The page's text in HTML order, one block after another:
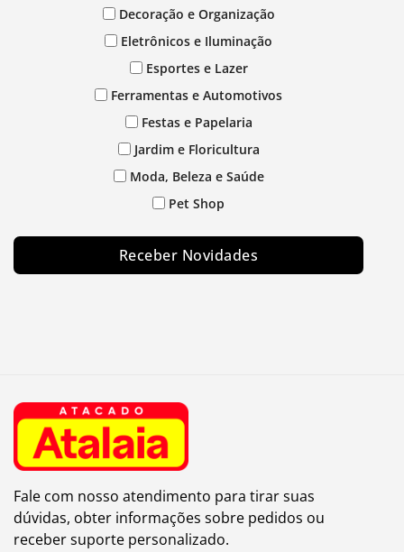
Decoração e Organização
Eletrônicos e Iluminação
Esportes e Lazer
Ferramentas e Automotivos
Festas e Papelaria
Jardim e Floricultura
Moda, Beleza e Saúde
Pet Shop
Receber Novidades
Fale com nosso atendimento para tirar suas
dúvidas, obter informações sobre pedidos ou
receber suporte personalizado.